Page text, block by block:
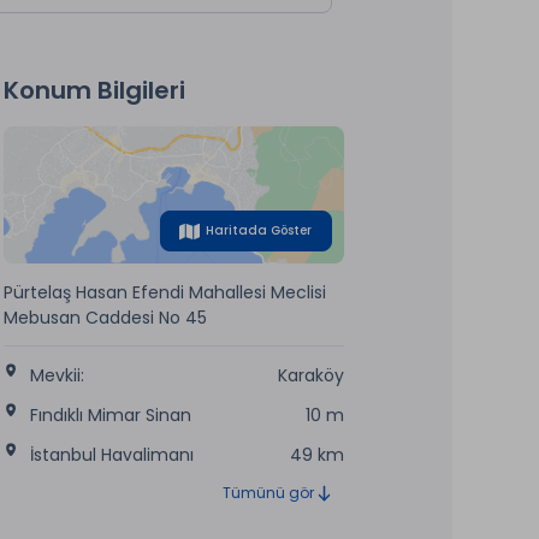
Konum Bilgileri
Haritada Göster
Pürtelaş Hasan Efendi Mahallesi Meclisi
Mebusan Caddesi No 45
Mevkii:
Karaköy
Fındıklı Mimar Sinan
10 m
İstanbul Havalimanı
49 km
Tümünü gör